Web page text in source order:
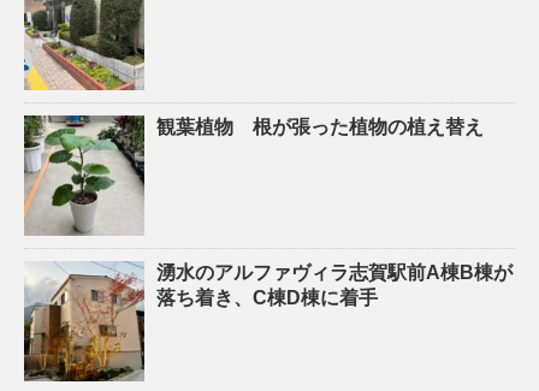
観葉植物 根が張った植物の植え替え
湧水のアルファヴィラ志賀駅前A棟B棟が
落ち着き、C棟D棟に着手